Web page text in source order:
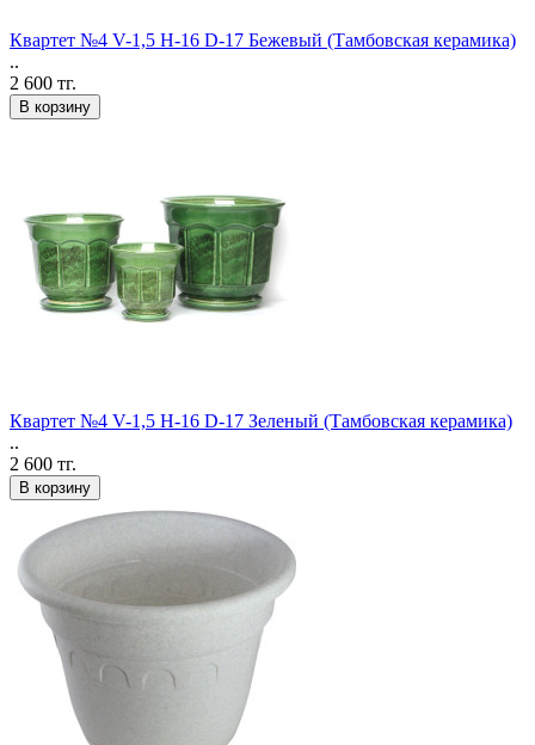
Квартет №4 V-1,5 H-16 D-17 Бежевый (Тамбовская керамика)
..
2 600 тг.
В корзину
Квартет №4 V-1,5 H-16 D-17 Зеленый (Тамбовская керамика)
..
2 600 тг.
В корзину